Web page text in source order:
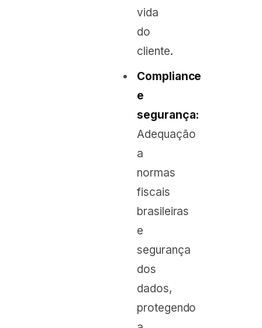
vida
do
cliente.
Compliance
e
segurança:
Adequação
a
normas
fiscais
brasileiras
e
segurança
dos
dados,
protegendo